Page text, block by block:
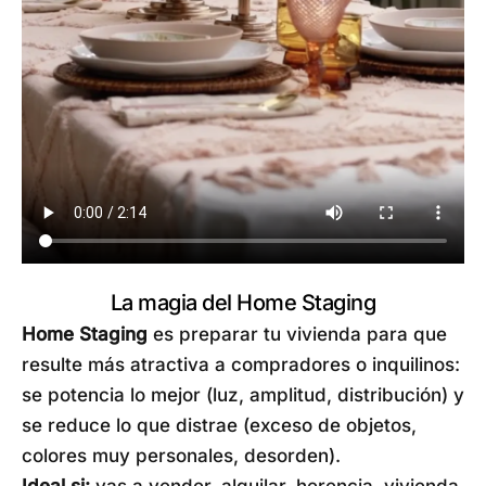
La magia del Home Staging
Home Staging es preparar tu vivienda para que
resulte más atractiva a compradores o inquilinos:
se potencia lo mejor (luz, amplitud, distribución) y
se reduce lo que distrae (exceso de objetos,
colores muy personales, desorden).